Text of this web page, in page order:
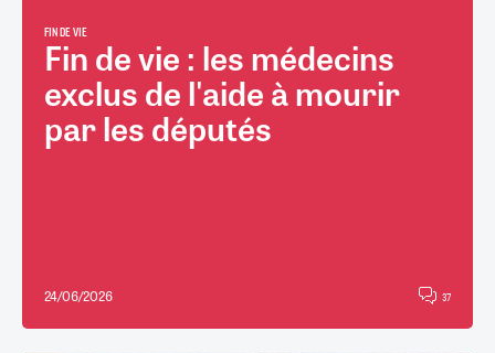
FIN DE VIE
Fin de vie : les médecins
exclus de l'aide à mourir
par les députés
24/06/2026 37